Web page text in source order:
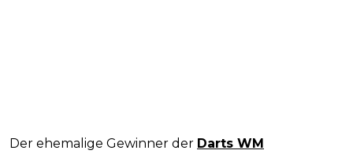
Der ehemalige Gewinner der Darts WM